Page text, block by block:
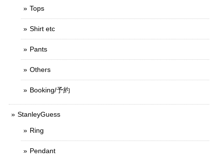
Tops
Shirt etc
Pants
Others
Booking/予約
StanleyGuess
Ring
Pendant